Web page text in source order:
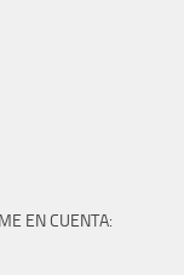
EN CUENTA: